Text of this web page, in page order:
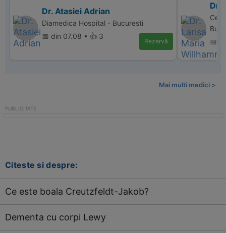
Dr. Atasiei Adrian
Diamedica Hospital - Bucuresti
📅 din 07.08 • 👍 3
Rezervă
Dr.
📅
Mai multi medici >
Citeste si despre:
Ce este boala Creutzfeldt-Jakob?
Dementa cu corpi Lewy